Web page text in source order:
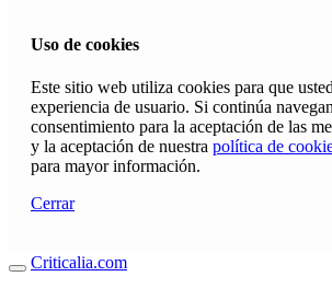
Uso de cookies
Este sitio web utiliza cookies para que
experiencia de usuario. Si continúa
consentimiento para la aceptación de las
y la aceptación de nuestra política de
para mayor información.
Cerrar
Criticalia.com